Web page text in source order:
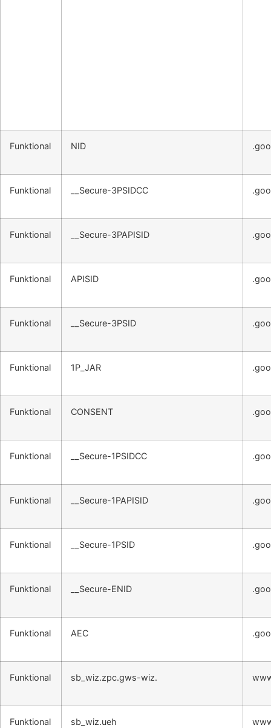
Funktional NID
Funktional __Secure-3PSIDCC
Funktional __Secure-3PAPISID
Funktional APISID
Funktional __Secure-3PSID
Funktional 1P_JAR
Funktional CONSENT
Funktional __Secure-1PSIDCC
Funktional __Secure-1PAPISID
Funktional __Secure-1PSID
Funktional __Secure-ENID
Funktional AEC
Funktional sb_wiz.zpc.gws-wiz.
Funktional sb_wiz.ueh